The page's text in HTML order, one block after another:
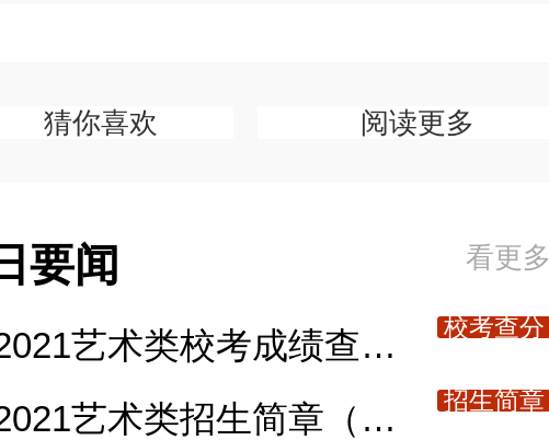
猜你喜欢 阅读更多
看更多
要闻
校考查分
艺术类校考成绩查询入口
招生简章
艺术类招生简章（最新汇总）